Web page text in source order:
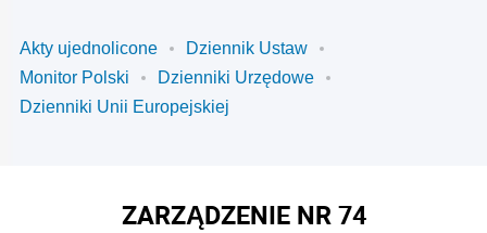
Akty ujednolicone
Dziennik Ustaw
Monitor Polski
Dzienniki Urzędowe
Dzienniki Unii Europejskiej
ZARZĄDZENIE NR 74